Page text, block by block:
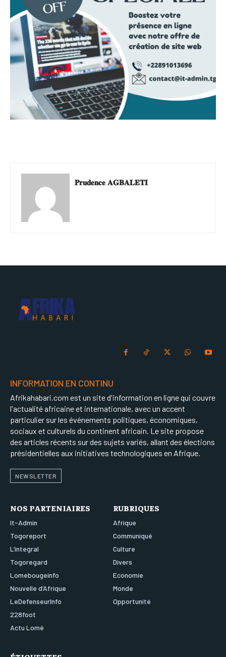
𝐏𝐫𝐮𝐝𝐞𝐧𝐜𝐞 𝐀𝐆𝐁𝐀𝐋𝐄𝐓𝐈
INFORMATION EN CONTINU
Afrikahabari.com est un site d'information en ligne qui couvre
l'actualité africaine et internationale, avec un accent
particulier sur les événements politiques, économiques,
sociaux et culturels du continent africain. Le site propose
des articles récents sur des sujets variés, allant des élections
présidentielles aux initiatives technologiques en Afrique.
NEWSLETTER
NOS PARTENIAIRES
It-Admin
Togoreport
L’integral
Togoregard
Lomebougeinfo
Nouvelle d’Afrique
LeDefenseurInfo
228foot
Actu Lomé
RUBRIQUES
Afrique
Communiqué
Culture
Divers
Economie
Monde
Opportunité